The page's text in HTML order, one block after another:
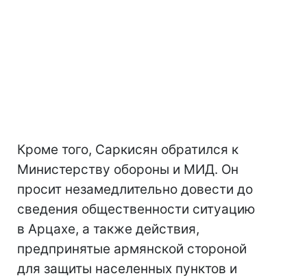
Кроме того, Саркисян обратился к
Министерству обороны и МИД. Он
просит незамедлительно довести до
сведения общественности ситуацию
в Арцахе, а также действия,
предпринятые армянской стороной
для защиты населенных пунктов и